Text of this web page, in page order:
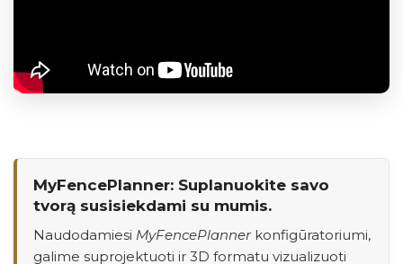
MyFencePlanner: Suplanuokite savo
tvorą susisiekdami su mumis.
Naudodamiesi MyFencePlannerkonfigūratoriumi,
galime suprojektuoti ir 3D formatu vizualizuoti